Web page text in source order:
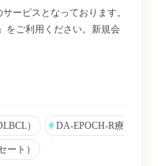
ービスとなっております。
」をご利用ください。新規会
） # DA-EPOCH-R療
ート）